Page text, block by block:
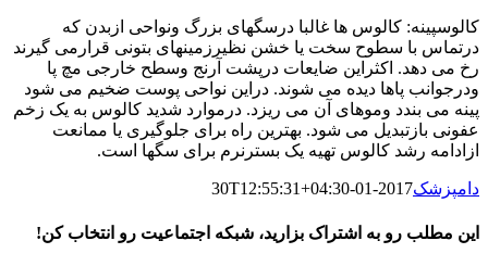
کالوسپینه: کالوس ها غالبا درسگهای بزرگ ونواحی ازبدن که
درتماس با سطوح سخت یا خشن نظیرزمینهای بتونی قرارمی گیرند
رخ می دهد. اکثراین ضایعات درپشت آرنج وسطح خارجی مچ پا
ودرجوانب پاها دیده می شوند. دراین نواحی پوست ضخیم می شود
پینه می بندد وموهای آن می ریزد. درموارد شدید کالوس به یک زخم
عفونی بازتبدیل می شود. بهترین راه برای جلوگیری یا ممانعت
ازادامه رشد کالوس تهیه یک بسترنرم برای سگها است.
دامپزشک2017-01-30T12:55:31+04:30
این مطلب رو به اشتراک بزارید، شبکه اجتماعیت رو انتخاب کن!